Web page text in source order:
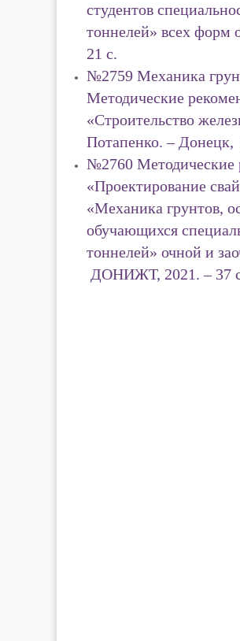
студентов
тоннелей» всех
21 с.
№2759 Механика
Методические
«Строительство
Потапенко. –
№2760 Методические
«Проектирование
«Механика грунтов,
обучающихся
тоннелей» очной и
ДОНИЖТ, 2021. – 37